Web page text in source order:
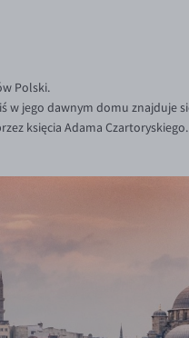
Polski.
w jego dawnym domu znajduje
księcia Adama